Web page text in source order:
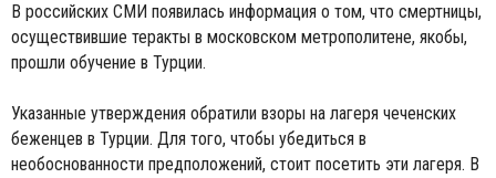
В российских СМИ появилась информация о том, что смертницы,
осуществившие теракты в московском метрополитене, якобы,
прошли обучение в Турции.
Указанные утверждения обратили взоры на лагеря чеченских
беженцев в Турции. Для того, чтобы убедиться в
необоснованности предположений, стоит посетить эти лагеря. В